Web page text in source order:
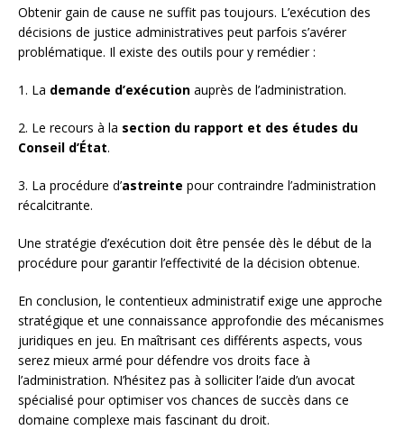
Obtenir gain de cause ne suffit pas toujours. L’exécution des
décisions de justice administratives peut parfois s’avérer
problématique. Il existe des outils pour y remédier :
1. La demande d’exécution auprès de l’administration.
2. Le recours à la section du rapport et des études du
Conseil d’État.
3. La procédure d’astreinte pour contraindre l’administration
récalcitrante.
Une stratégie d’exécution doit être pensée dès le début de la
procédure pour garantir l’effectivité de la décision obtenue.
En conclusion, le contentieux administratif exige une approche
stratégique et une connaissance approfondie des mécanismes
juridiques en jeu. En maîtrisant ces différents aspects, vous
serez mieux armé pour défendre vos droits face à
l’administration. N’hésitez pas à solliciter l’aide d’un avocat
spécialisé pour optimiser vos chances de succès dans ce
domaine complexe mais fascinant du droit.